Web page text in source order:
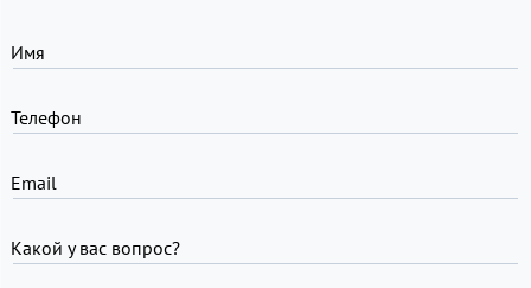
Имя
Телефон
Email
Какой у вас вопрос?